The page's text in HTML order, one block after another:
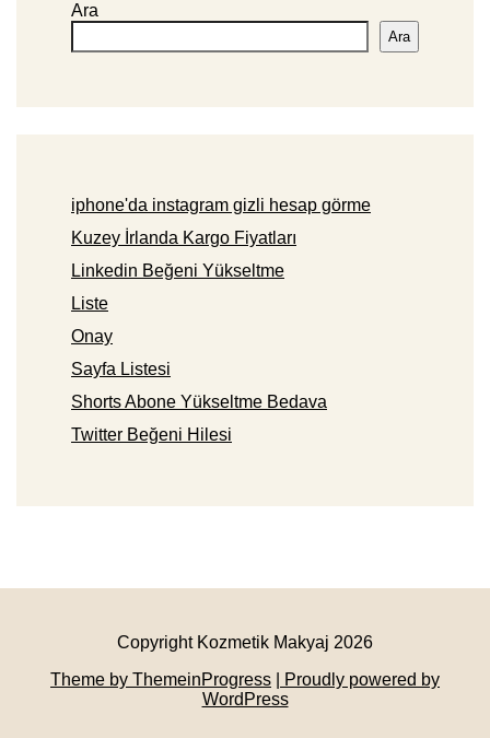
Ara
Ara
iphone'da instagram gizli hesap görme
Kuzey İrlanda Kargo Fiyatları
Linkedin Beğeni Yükseltme
Liste
Onay
Sayfa Listesi
Shorts Abone Yükseltme Bedava
Twitter Beğeni Hilesi
Copyright Kozmetik Makyaj 2026
Theme by ThemeinProgress
| Proudly powered by
WordPress